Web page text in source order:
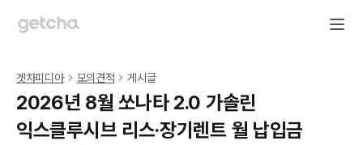
겟차피디아 모의견적 게시글
2026년 8월 쏘나타 2.0 가솔린
익스클루시브 리스·장기렌트 월 납입금